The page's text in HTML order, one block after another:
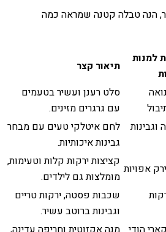
הנה טבלה קטנה שמראה כמה
למנות
תיאור קצר
סלט רענן ועשיר בטעמים
עם גרגרים מזינים.
לחם איטלקי טעים עם מבחר
גבינות איכותיות.
אפויות
קציצות ירקות קלות וטעימות,
מומלצות גם לילדים.
שכבות פסטה, ירקות טריים
וגבינות ברוטב עשיר.